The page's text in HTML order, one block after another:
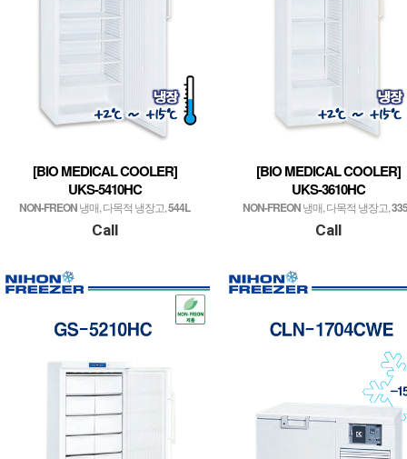
[BIO MEDICAL COOLER]
UKS-5410HC
NON-FREON냉매, 다목적 냉장고,544L
Call
[BIO MEDICAL COOLER]
UKS-3610HC
NON-FREON냉매, 다목적 냉장고,
Call